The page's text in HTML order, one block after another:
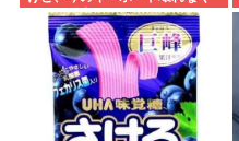
て買う理由が見つからない